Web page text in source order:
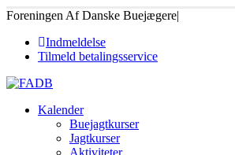
Foreningen Af Danske Buejægere|
Indmeldelse
Tilmeld betalingsservice
Kalender
Buejagtkurser
Jagtkurser
Aktiviteter